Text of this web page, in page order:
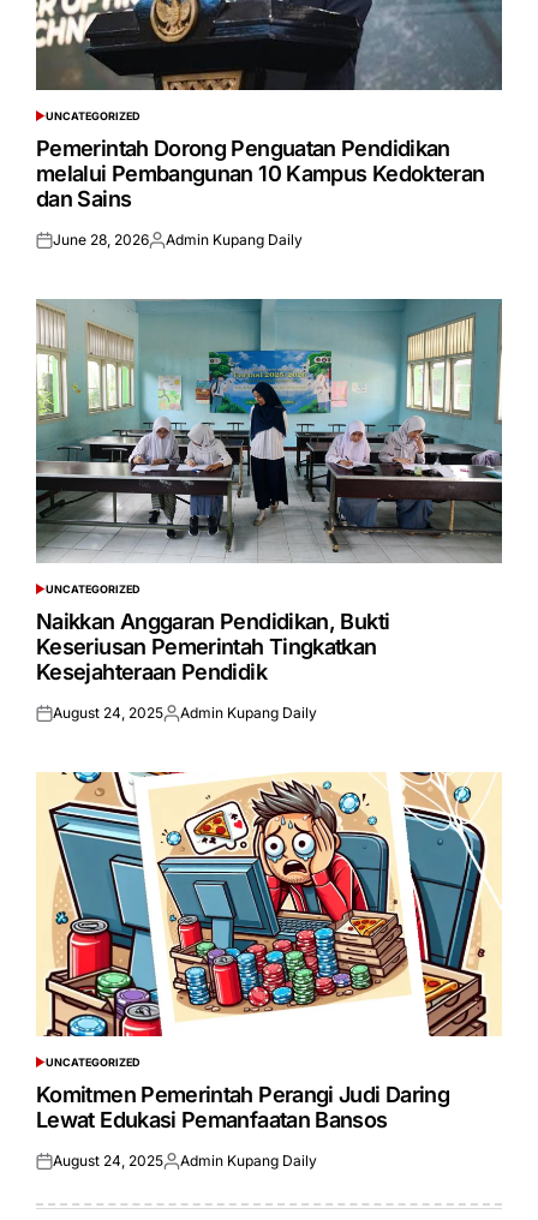
POSTED
IN
UNCATEGORIZED
Pemerintah Dorong Penguatan Pendidikan
melalui Pembangunan 10 Kampus Kedokteran
dan Sains
Posted
June 28, 2026Posted
Admin Kupang Daily
POSTED
IN
UNCATEGORIZED
Naikkan Anggaran Pendidikan, Bukti
Keseriusan Pemerintah Tingkatkan
Kesejahteraan Pendidik
Posted
August 24, 2025Posted
Admin Kupang Daily
POSTED
IN
UNCATEGORIZED
Komitmen Pemerintah Perangi Judi Daring
Lewat Edukasi Pemanfaatan Bansos
Posted
August 24, 2025Posted
Admin Kupang Daily